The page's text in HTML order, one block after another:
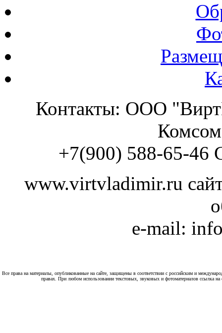
Контакты: ООО
+7(900) 588-65-
www.virtvladimir.ru
e-mail:
Все права на материалы, опубликованные на сайте, защищены в соответствии с российским и
правах. При любом использовании текстовых, звуковых и фотоматериалов ссылка